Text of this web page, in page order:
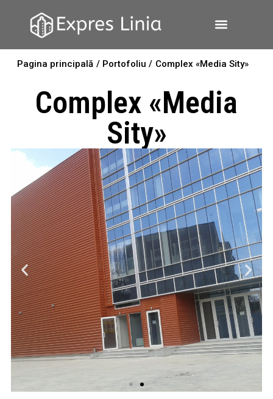
Pagina principală / Portofoliu / Complex «Media Sity»
Complex «Media
Sity»